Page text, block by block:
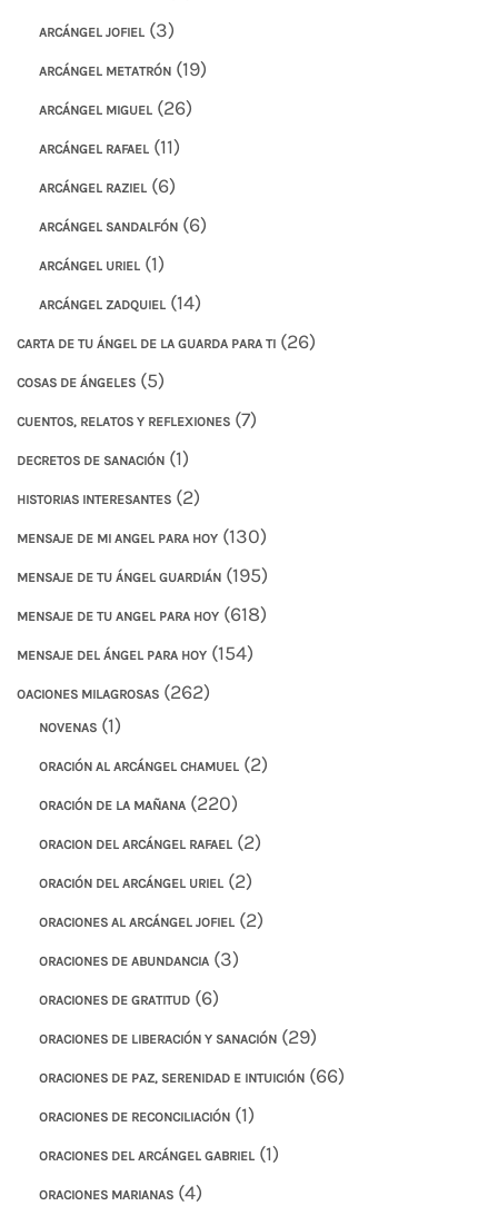
ARCÁNGEL JOFIEL (3)
ARCÁNGEL METATRÓN (19)
ARCÁNGEL MIGUEL (26)
ARCÁNGEL RAFAEL (11)
ARCÁNGEL RAZIEL (6)
ARCÁNGEL SANDALFÓN (6)
ARCÁNGEL URIEL (1)
ARCÁNGEL ZADQUIEL (14)
CARTA DE TU ÁNGEL DE LA GUARDA PARA TI (26)
COSAS DE ÁNGELES (5)
CUENTOS, RELATOS Y REFLEXIONES (7)
DECRETOS DE SANACIÓN (1)
HISTORIAS INTERESANTES (2)
MENSAJE DE MI ANGEL PARA HOY (130)
MENSAJE DE TU ÁNGEL GUARDIÁN (195)
MENSAJE DE TU ANGEL PARA HOY (618)
MENSAJE DEL ÁNGEL PARA HOY (154)
OACIONES MILAGROSAS (262)
NOVENAS (1)
ORACIÓN AL ARCÁNGEL CHAMUEL (2)
ORACIÓN DE LA MAÑANA (220)
ORACION DEL ARCÁNGEL RAFAEL (2)
ORACIÓN DEL ARCÁNGEL URIEL (2)
ORACIONES AL ARCÁNGEL JOFIEL (2)
ORACIONES DE ABUNDANCIA (3)
ORACIONES DE GRATITUD (6)
ORACIONES DE LIBERACIÓN Y SANACIÓN (29)
ORACIONES DE PAZ, SERENIDAD E INTUICIÓN (66)
ORACIONES DE RECONCILIACIÓN (1)
ORACIONES DEL ARCÁNGEL GABRIEL (1)
ORACIONES MARIANAS (4)